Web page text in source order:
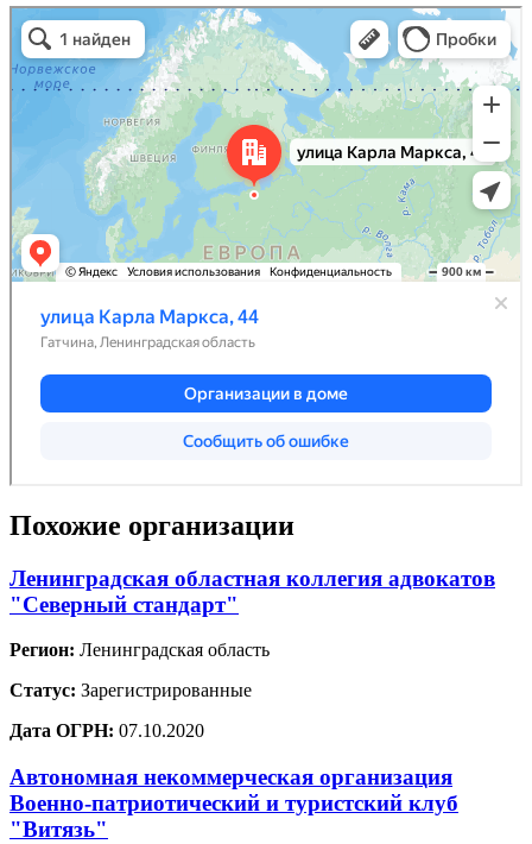
Похожие организации
Ленинградская областная коллегия адвокатов
"Северный стандарт"
Регион: Ленинградская область
Статус: Зарегистрированные
Дата ОГРН: 07.10.2020
Автономная некоммерческая организация
Военно-патриотический и туристский клуб
"Витязь"